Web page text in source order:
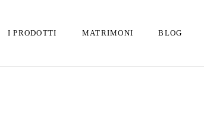
I PRODOTTI MATRIMONI BLOG